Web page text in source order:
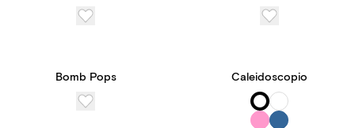
Bomb Pops Caleidoscopio